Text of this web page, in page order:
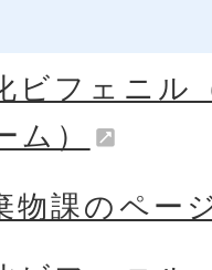
ビフェニル
）
物課のペー